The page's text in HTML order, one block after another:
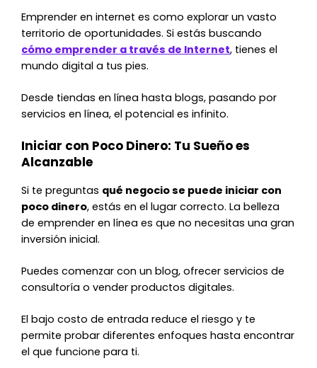
Emprender en internet es como explorar un vasto
territorio de oportunidades. Si estás buscando
cómo emprender a través de Internet, tienes el
mundo digital a tus pies.
Desde tiendas en línea hasta blogs, pasando por
servicios en línea, el potencial es infinito.
Iniciar con Poco Dinero: Tu Sueño es
Alcanzable
Si te preguntas qué negocio se puede iniciar con
poco dinero, estás en el lugar correcto. La belleza
de emprender en línea es que no necesitas una gran
inversión inicial.
Puedes comenzar con un blog, ofrecer servicios de
consultoría o vender productos digitales.
El bajo costo de entrada reduce el riesgo y te
permite probar diferentes enfoques hasta encontrar
el que funcione para ti.